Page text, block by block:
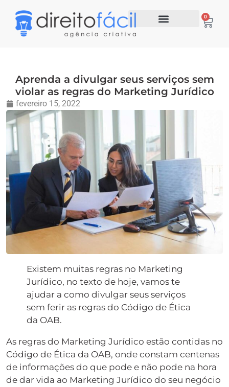
0
Aprenda a divulgar seus serviços sem
violar as regras do Marketing Jurídico
fevereiro 15, 2022
Existem muitas regras no Marketing
Jurídico, no texto de hoje, vamos te
ajudar a como divulgar seus serviços
sem ferir as regras do Código de Ética
da OAB.
As regras do Marketing Jurídico estão contidas no
Código de Ética da OAB, onde constam centenas
de informações do que pode e não pode na hora
de dar vida ao Marketing Jurídico do seu negócio